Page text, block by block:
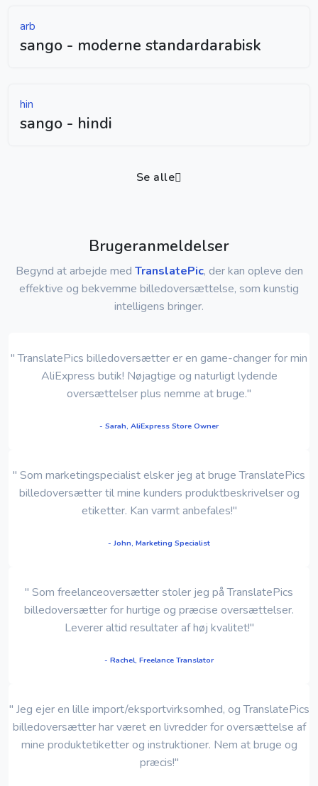
arb
sango - moderne standardarabisk
hin
sango - hindi
Se alle
Brugeranmeldelser
Begynd at arbejde med TranslatePic, der kan opleve den
effektive og bekvemme billedoversættelse, som kunstig
intelligens bringer.
" TranslatePics billedoversætter er en game-changer for min
AliExpress butik! Nøjagtige og naturligt lydende
oversættelser plus nemme at bruge."
- Sarah, AliExpress Store Owner
" Som marketingspecialist elsker jeg at bruge TranslatePics
billedoversætter til mine kunders produktbeskrivelser og
etiketter. Kan varmt anbefales!"
- John, Marketing Specialist
" Som freelanceoversætter stoler jeg på TranslatePics
billedoversætter for hurtige og præcise oversættelser.
Leverer altid resultater af høj kvalitet!"
- Rachel, Freelance Translator
" Jeg ejer en lille import/eksportvirksomhed, og TranslatePics
billedoversætter har været en livredder for oversættelse af
mine produktetiketter og instruktioner. Nem at bruge og
præcis!"